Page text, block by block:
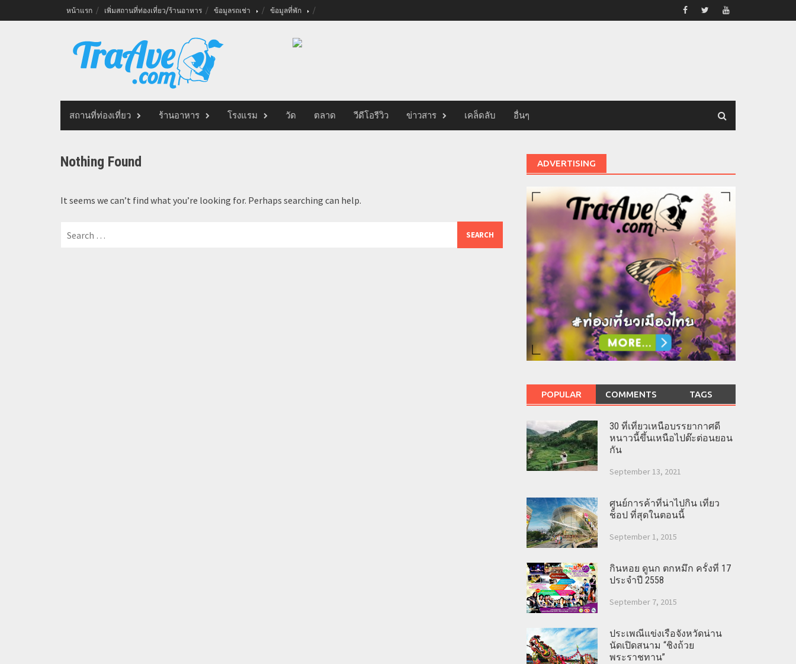
to
หน้าแรก เพิ่มสถานที่ท่องเที่ยว/ร้านอาหาร ข้อมูลรถเช่า ข้อมูลที่พัก
สถานที่ท่องเที่ยว ร้านอาหาร โรงแรม วัด ตลาด วีดีโอรีวิว ข่าวสาร เคล็ดลับ อื่นๆ
Nothing Found
It seems we can’t find what you’re looking for. Perhaps searching can help.
ADVERTISING
POPULAR COMMENTS TAGS
30 ที่เที่ยวเหนือบรรยากาศดี
หนาวนี้ขึ้นเหนือไปต๊ะต่อนยอน
กัน
September 13, 2021
ศูนย์การค้าที่น่าไปกิน เที่ยว
ช็อป ที่สุดในตอนนี้
September 1, 2015
กินหอย ดูนก ตกหมึก ครั้งที่ 17
ประจำปี 2558
September 7, 2015
ประเพณีแข่งเรือจังหวัดน่าน
นัดเปิดสนาม “ชิงถ้วย
พระราชทาน”